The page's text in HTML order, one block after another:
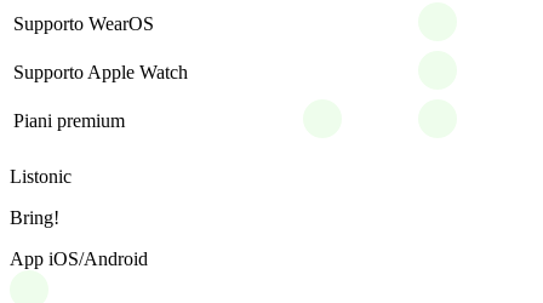
Supporto WearOS
Supporto Apple Watch
Piani premium
Listonic
Bring!
App iOS/Android